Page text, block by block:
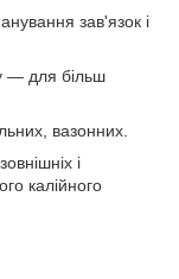
зав'язок і
— для більш
вазонних.
і
калійного